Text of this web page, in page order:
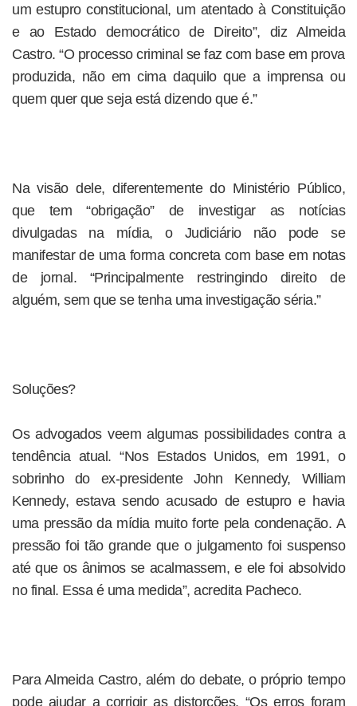
um estupro constitucional, um atentado à Constituição
e ao Estado democrático de Direito”, diz Almeida
Castro. “O processo criminal se faz com base em prova
produzida, não em cima daquilo que a imprensa ou
quem quer que seja está dizendo que é.”
Na visão dele, diferentemente do Ministério Público,
que tem “obrigação” de investigar as notícias
divulgadas na mídia, o Judiciário não pode se
manifestar de uma forma concreta com base em notas
de jornal. “Principalmente restringindo direito de
alguém, sem que se tenha uma investigação séria.”
Soluções?
Os advogados veem algumas possibilidades contra a
tendência atual. “Nos Estados Unidos, em 1991, o
sobrinho do ex-presidente John Kennedy, William
Kennedy, estava sendo acusado de estupro e havia
uma pressão da mídia muito forte pela condenação. A
pressão foi tão grande que o julgamento foi suspenso
até que os ânimos se acalmassem, e ele foi absolvido
no final. Essa é uma medida”, acredita Pacheco.
Para Almeida Castro, além do debate, o próprio tempo
pode ajudar a corrigir as distorções. “Os erros foram